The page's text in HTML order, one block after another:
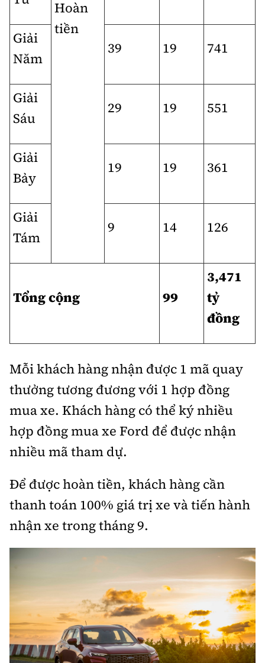
Hoàn
tiền
Giải
Năm
39 19 741
Giải
Sáu
29 19 551
Giải
Bảy
19 19 361
Giải
Tám
9 14 126
Tổng cộng 99
3,471
tỷ
đồng
Mỗi khách hàng nhận được 1 mã quay
thưởng tương đương với 1 hợp đồng
mua xe. Khách hàng có thể ký nhiều
hợp đồng mua xe Ford để được nhận
nhiều mã tham dự.
Để được hoàn tiền, khách hàng cần
thanh toán 100% giá trị xe và tiến hành
nhận xe trong tháng 9.